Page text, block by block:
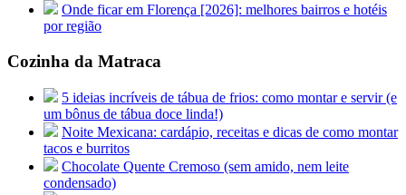
Onde ficar em Florença [2026]: melhores bairros e hotéis
por região
Cozinha da Matraca
5 ideias incríveis de tábua de frios: como montar e servir (e
um bônus de tábua doce linda!)
Noite Mexicana: cardápio, receitas e dicas de como montar
tacos e burritos
Chocolate Quente Cremoso (sem amido, nem leite
condensado)